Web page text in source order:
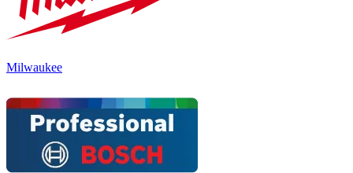
Milwaukee